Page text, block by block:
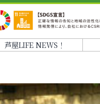
芦屋LIFE NEWS！